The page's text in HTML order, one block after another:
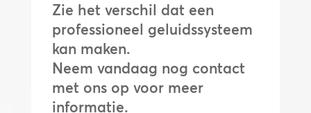
Zie het verschil dat een
professioneel geluidssysteem
kan maken.
Neem vandaag nog contact
met ons op voor meer
informatie.